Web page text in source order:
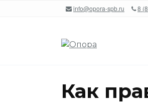
info@opora-spb.ru 8
Как